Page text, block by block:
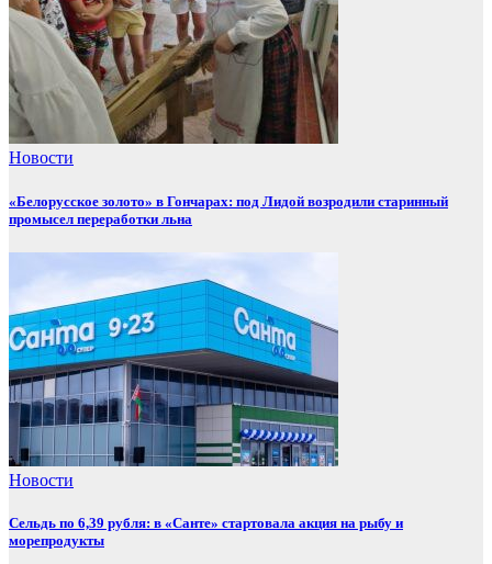
Новости
«Белорусское золото» в Гончарах: под Лидой возродили старинный
промысел переработки льна
Новости
Сельдь по 6,39 рубля: в «Санте» стартовала акция на рыбу и
морепродукты